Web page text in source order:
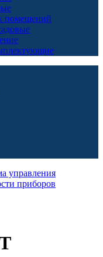
помещений
управления
приборов